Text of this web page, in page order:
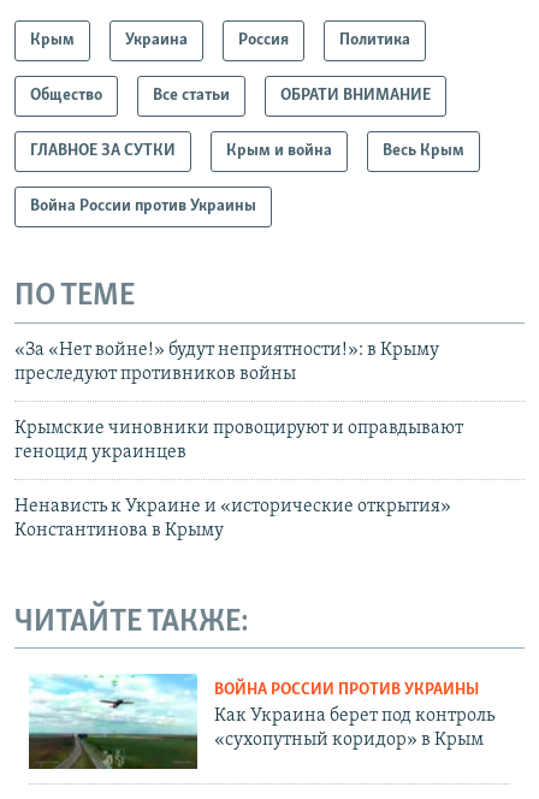
Крым Украина Россия Политика
Общество Все статьи ОБРАТИ ВНИМАНИЕ
ГЛАВНОЕ ЗА СУТКИ Крым и война Весь Крым
Война России против Украины
ПО ТЕМЕ
«За «Нет войне!» будут неприятности!»: в Крыму
преследуют противников войны
Крымские чиновники провоцируют и оправдывают
геноцид украинцев
Ненависть к Украине и «исторические открытия»
Константинова в Крыму
ЧИТАЙТЕ ТАКЖЕ:
ВОЙНА РОССИИ ПРОТИВ УКРАИНЫ
Как Украина берет под контроль
«сухопутный коридор» в Крым